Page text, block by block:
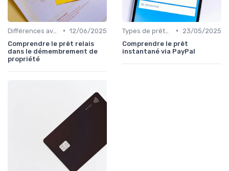
• 12/06/2025
Comprendre le prêt relais
dans le démembrement de
propriété
•
23/05/2025
Comprendre le prêt
instantané via PayPal